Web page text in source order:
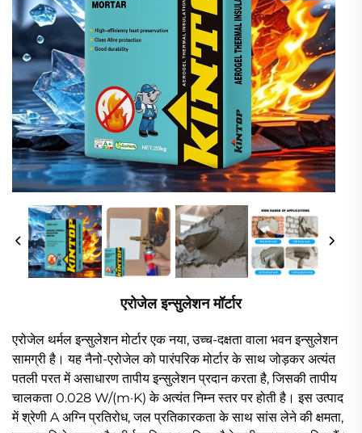
एरोजेल इन्सुलेशन मॉर्टार
एरोजेल थर्मल इन्सुलेशन मोर्टार एक नया, उच्च-दक्षता वाला भवन इन्सुलेशन
सामग्री है। यह नैनो-एरोजेल को पारंपरिक मोर्टार के साथ जोड़कर अत्यंत
पतली परत में असाधारण तापीय इन्सुलेशन प्रदान करता है, जिसकी तापीय
चालकता 0.028 W/(m·K) के अत्यंत निम्न स्तर पर होती है। इस उत्पाद
में श्रेणी A अग्नि प्रतिरोध, जल प्रतिकारकता के साथ सांस लेने की क्षमता,